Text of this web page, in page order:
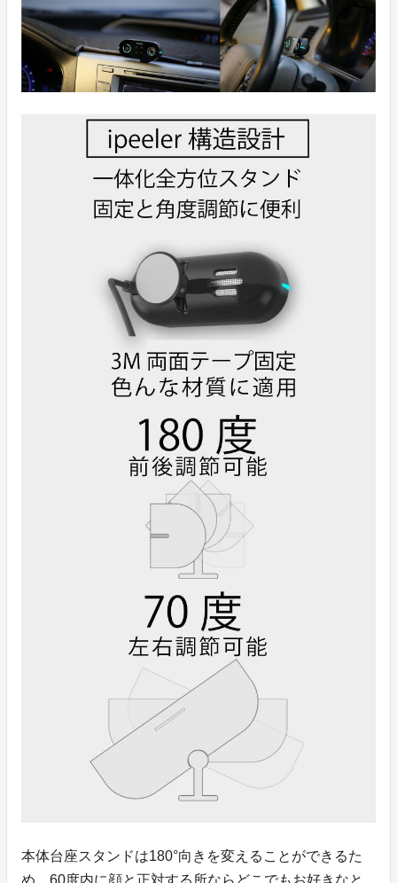
本体台座スタンドは180°向きを変えることができるた
め、60度内に顔と正対する所ならどこでもお好きなと